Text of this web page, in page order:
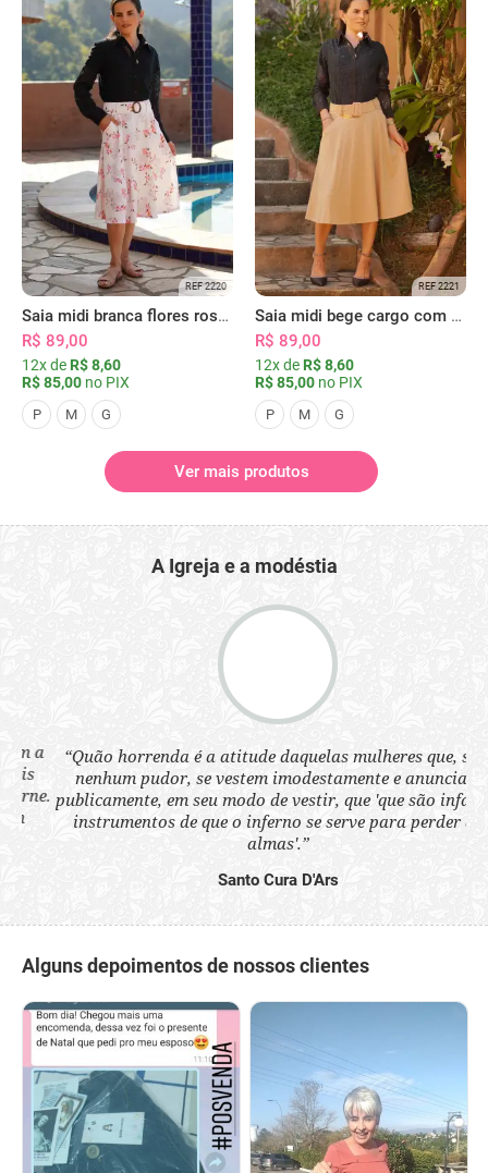
REF 2220
Saia midi branca flores rosas com bolsos
R$ 89,00
12x de R$ 8,60
R$ 85,00 no PIX
P M G
REF 2221
Saia midi bege cargo com bolsos
R$ 89,00
12x de R$ 8,60
R$ 85,00 no PIX
P M G
Ver mais produtos
A Igreja e a modéstia
“Quão horrenda é a atitude daquelas mulheres que, sem
nenhum pudor, se vestem imodestamente e anunciam
publicamente, em seu modo de vestir, que 'que são infames
instrumentos de que o inferno se serve para perder as
almas'.”
Santo Cura D'Ars
Alguns depoimentos de nossos clientes